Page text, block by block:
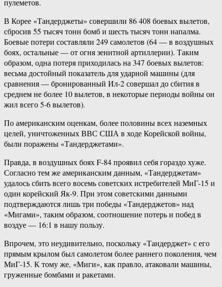
пулеметов.
В Корее «Тандерджеты» совершили 86 408 боевых вылетов,
сбросив 55 тысяч тонн бомб и шесть тысяч тонн напалма.
Боевые потери составляли 249 самолетов (64 — в воздушных
боях, остальные — от огня зенитной артиллерии). Таким
образом, одна потеря приходилась на 347 боевых вылетов:
весьма достойный показатель для ударной машины (для
сравнения — бронированный Ил-2 совершал до сбития в
среднем не более 10 вылетов, в некоторые периоды войны он
жил всего 5-6 вылетов).
По американским оценкам, более половины всех наземных
целей, уничтоженных ВВС США в ходе Корейской войны,
были поражены «Тандерджетами».
Правда, в воздушных боях F-84 проявил себя гораздо хуже.
Согласно тем же американским данным, «Тандерджетам»
удалось сбить всего восемь советских истребителей МиГ-15 и
один корейский Як-9. При этом советскими данными
подтверждаются лишь три победы «Тандерджетов» над
«Мигами», таким образом, соотношение потерь и побед в
воздуе — 16:1 в нашу пользу.
Впрочем, это неудивительно, поскольку «Тандерджет» с его
прямым крылом был самолетом более раннего поколения, чем
МиГ-15. К тому же, «Миги», как правло, атаковали машины,
груженные бомбами и ракетами.